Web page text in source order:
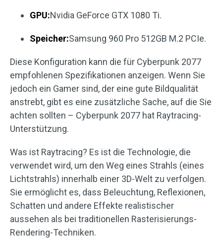
GPU:Nvidia GeForce GTX 1080 Ti.
Speicher:Samsung 960 Pro 512GB M.2 PCIe.
Diese Konfiguration kann die für Cyberpunk 2077
empfohlenen Spezifikationen anzeigen. Wenn Sie
jedoch ein Gamer sind, der eine gute Bildqualität
anstrebt, gibt es eine zusätzliche Sache, auf die Sie
achten sollten – Cyberpunk 2077 hat Raytracing-
Unterstützung.
Was ist Raytracing? Es ist die Technologie, die
verwendet wird, um den Weg eines Strahls (eines
Lichtstrahls) innerhalb einer 3D-Welt zu verfolgen.
Sie ermöglicht es, dass Beleuchtung, Reflexionen,
Schatten und andere Effekte realistischer
aussehen als bei traditionellen Rasterisierungs-
Rendering-Techniken.